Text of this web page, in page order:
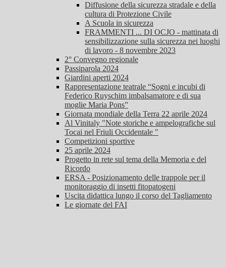
Diffusione della sicurezza stradale e della
cultura di Protezione Civile
A Scuola in sicurezza
FRAMMENTI ... DI OCJO - mattinata di
sensibilizzazione sulla sicurezza nei luoghi
di lavoro - 8 novembre 2023
2° Convegno regionale
Passiparola 2024
Giardini aperti 2024
Rappresentazione teatrale “Sogni e incubi di
Federico Ruyschim imbalsamatore e di sua
moglie Maria Pons”
Giornata mondiale della Terra 22 aprile 2024
Al Vinitaly "Note storiche e ampelografiche sul
Tocai nel Friuli Occidentale "
Competizioni sportive
25 aprile 2024
Progetto in rete sul tema della Memoria e del
Ricordo
ERSA - Posizionamento delle trappole per il
monitoraggio di insetti fitopatogeni
Uscita didattica lungo il corso del Tagliamento
Le giornate del FAI